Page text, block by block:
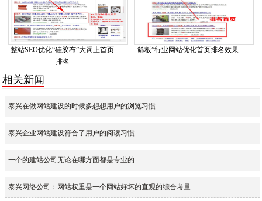
整站SEO优化“硅胶布”大词上首页
排名
筛板”行业网站优化首页排名效果
相关新闻
泰兴在做网站建设的时候多想想用户的浏览习惯
泰兴企业网站建设符合了用户的阅读习惯
一个的建站公司无论在哪方面都是专业的
泰兴网络公司：网站权重是一个网站好坏的直观的综合考量